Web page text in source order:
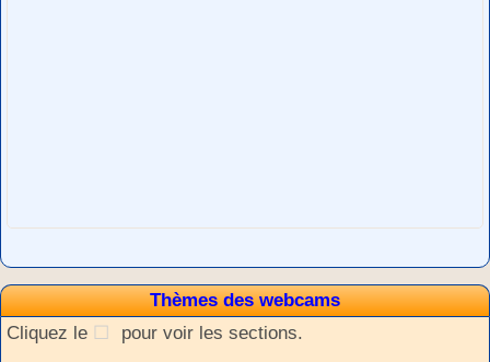
Thèmes des webcams
Cliquez le
pour voir les sections.